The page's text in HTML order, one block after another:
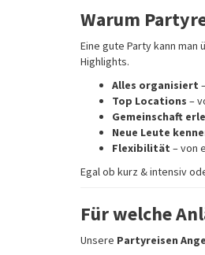
Warum
Eine gute Party kann man
Highlights.
Alles organisiert
Top Locations –
Gemeinschaft
Neue Leute
Flexibilität – von
Egal ob kurz & intensiv
Für welche
Unsere Partyreisen